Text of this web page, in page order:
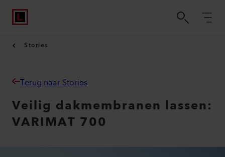
Stories
Terug naar Stories
Veilig dakmembranen lassen:
VARIMAT 700